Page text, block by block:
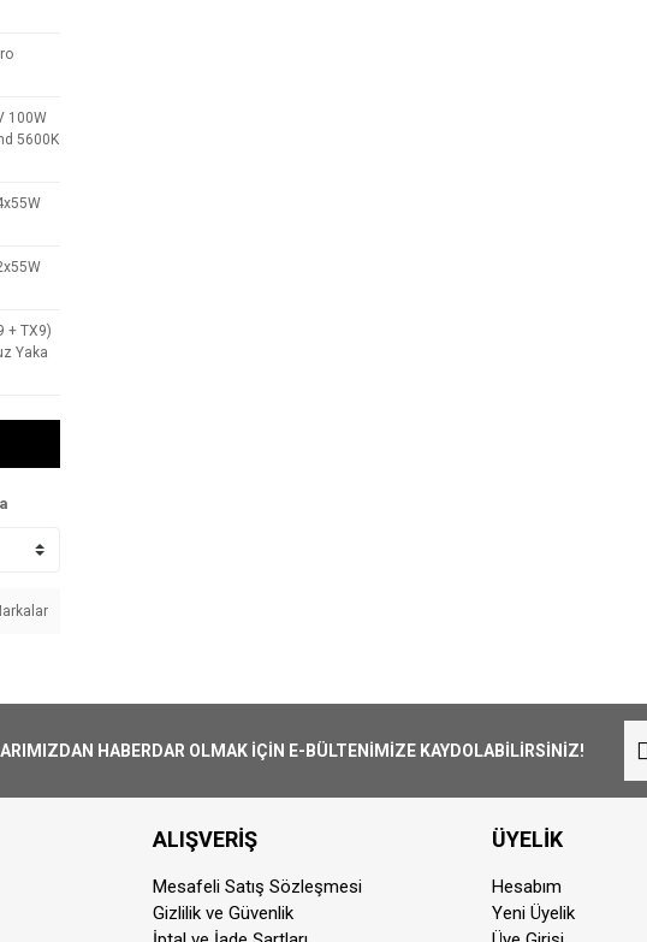
100W
5600K
+ TX9)
Yaka
HABERDAR OLMAK İÇİN E-BÜLTENİMİZE KAYDOLABİLİRSİNİZ!
ALIŞVERİŞ
Mesafeli Satış Sözleşmesi
Gizlilik ve Güvenlik
ÜYELİK
Hesabım
Yeni Üyelik